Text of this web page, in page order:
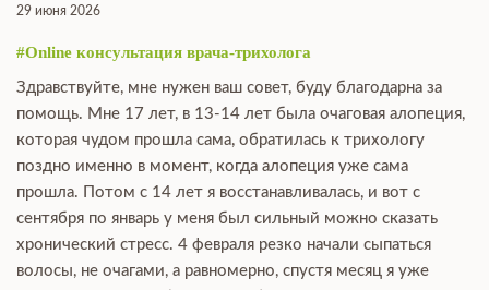
29 июня 2026
#Online консультация врача-трихолога
Здравствуйте, мне нужен ваш совет, буду благодарна за
помощь. Мне 17 лет, в 13-14 лет была очаговая алопеция,
которая чудом прошла сама, обратилась к трихологу
поздно именно в момент, когда алопеция уже сама
прошла. Потом с 14 лет я восстанавливалась, и вот с
сентября по январь у меня был сильный можно сказать
хронический стресс. 4 февраля резко начали сыпаться
волосы, не очагами, а равномерно, спустя месяц я уже